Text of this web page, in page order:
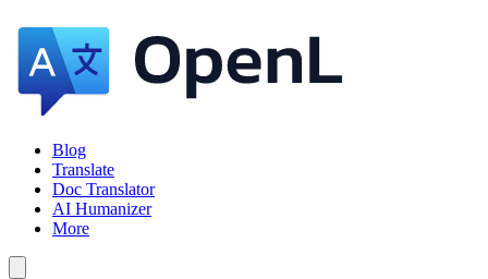
Blog
Translate
Doc Translator
AI Humanizer
More